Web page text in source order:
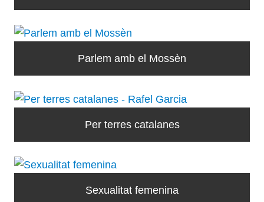
Parlem amb el Mossèn
Per terres catalanes
Sexualitat femenina